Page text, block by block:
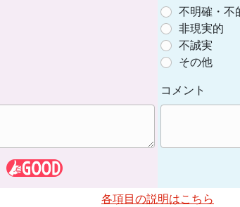
不明確・不
非現実的
不誠実
その他
コメント
各項目の説明はこちら